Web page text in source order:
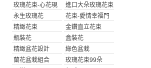
玫瑰花束-心花現
進口大朵玫瑰花束
永生玫瑰花
花束-愛情幸福門
精緻花束
金鑽直立花束
瓶裝花
盒裝花
精緻盆花設計
綠色盆栽
蘭花盆栽組合
玫瑰花束99朵